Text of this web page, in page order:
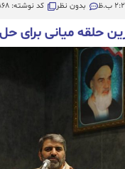
ب.ظ بدون نظر کد نوشته: 59868
حلقه میانی برای